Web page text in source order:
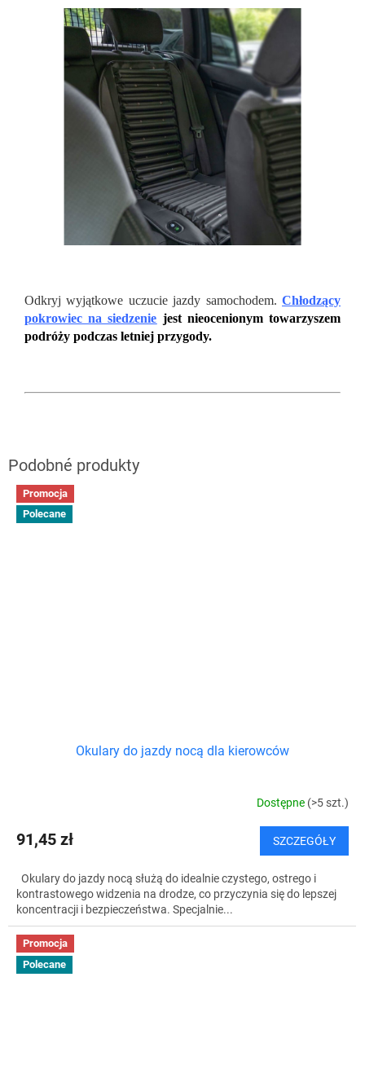
Odkryj wyjątkowe uczucie jazdy samochodem. Chłodzący
pokrowiec na siedzenie jest nieocenionym towarzyszem
podróży podczas letniej przygody.
Promocja
Polecane
Okulary do jazdy nocą dla kierowców
Dostępne (>5 szt.)
91,45 zł SZCZEGÓŁY
Okulary do jazdy nocą służą do idealnie czystego, ostrego i
kontrastowego widzenia na drodze, co przyczynia się do lepszej
koncentracji i bezpieczeństwa. Specjalnie...
Promocja
Polecane